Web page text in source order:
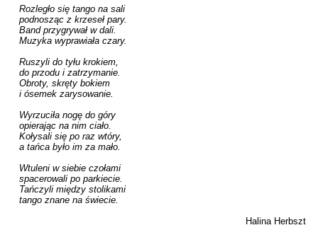
Rozległo się tango na sali
podnosząc z krzeseł pary.
Band przygrywał w dali.
Muzyka wyprawiała czary.
Ruszyli do tyłu krokiem,
do przodu i zatrzymanie.
Obroty, skręty bokiem
i ósemek zarysowanie.
Wyrzuciła nogę do góry
opierając na nim ciało.
Kołysali się po raz wtóry,
a tańca było im za mało.
Wtuleni w siebie czołami
spacerowali po parkiecie.
Tańczyli między stolikami
tango znane na świecie.
Halina Herbszt